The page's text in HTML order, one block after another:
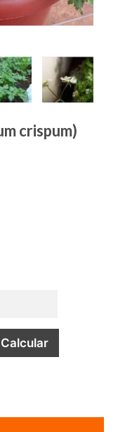
crispum)
Calcular